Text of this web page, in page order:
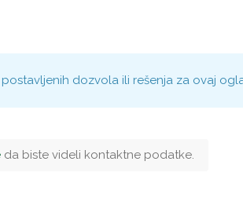
postavljenih dozvola ili rešenja za ovaj
da biste videli kontaktne podatke.